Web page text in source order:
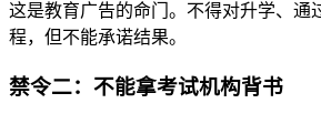
这是教育广告的命门。不得对升学、
程，但不能承诺结果。
禁令二：不能拿考试机构背书